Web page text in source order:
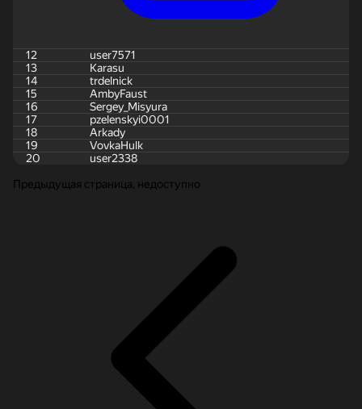
12
user7571
13
Karasu
14
trdelnick
15
AmbyFaust
16
Sergey_Misyura
17
pzelenskyi0001
18
Arkady
19
VovkaHulk
20
user2338
Предыдущая страница, недоступно